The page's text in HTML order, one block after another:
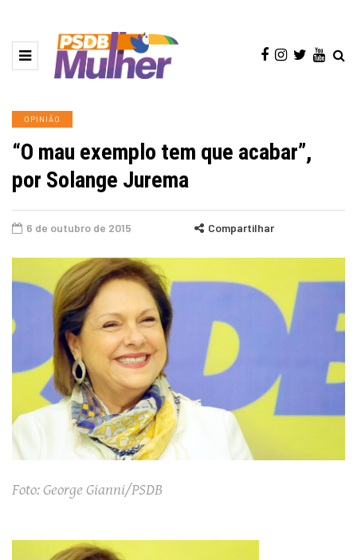
OPINIÃO
“O mau exemplo tem que acabar”,
por Solange Jurema
6 de outubro de 2015 Compartilhar
Foto: George Gianni/PSDB